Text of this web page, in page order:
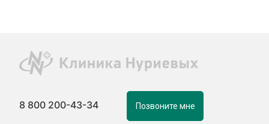
8 800 200-43-34 Позвоните мне